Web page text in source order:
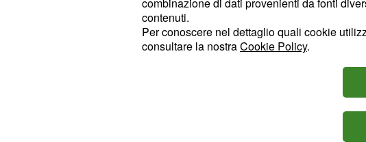
scoperte questa mattina sul luogo.
contenuti.
Per conoscere nel dettaglio quali cookie
consultare la nostraCookie Policy.